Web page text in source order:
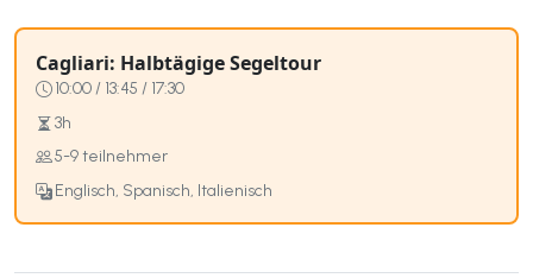
Cagliari: Halbtägige Segeltour
10:00 / 13:45 / 17:30
3h
5-9 teilnehmer
Englisch, Spanisch, Italienisch